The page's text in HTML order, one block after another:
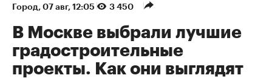
Город⁠, 07 авг, 12:05 3 450
В Москве выбрали лучшие
градостроительные
проекты. Как они выглядят